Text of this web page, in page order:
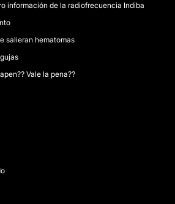
información de la radiofrecuencia Indiba
salieran hematomas
Vale la pena??